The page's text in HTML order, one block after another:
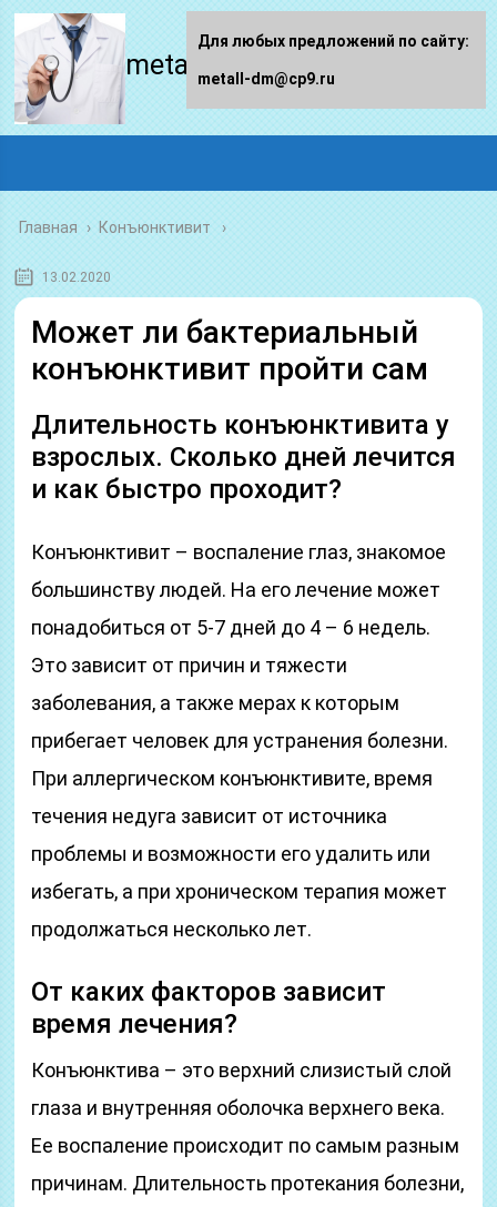
metall-dm.ru
Главная › Конъюнктивит
13.02.2020
Может ли бактериальный
конъюнктивит пройти сам
Длительность конъюнктивита у
взрослых. Сколько дней лечится
и как быстро проходит?
Конъюнктивит – воспаление глаз, знакомое
большинству людей. На его лечение может
понадобиться от 5-7 дней до 4 – 6 недель.
Это зависит от причин и тяжести
заболевания, а также мерах к которым
прибегает человек для устранения болезни.
При аллергическом конъюнктивите, время
течения недуга зависит от источника
проблемы и возможности его удалить или
избегать, а при хроническом терапия может
продолжаться несколько лет.
От каких факторов зависит
время лечения?
Конъюнктива – это верхний слизистый слой
глаза и внутренняя оболочка верхнего века.
Ее воспаление происходит по самым разным
причинам. Длительность протекания болезни,
Для любых предложений по сайту:
metall-dm@cp9.ru